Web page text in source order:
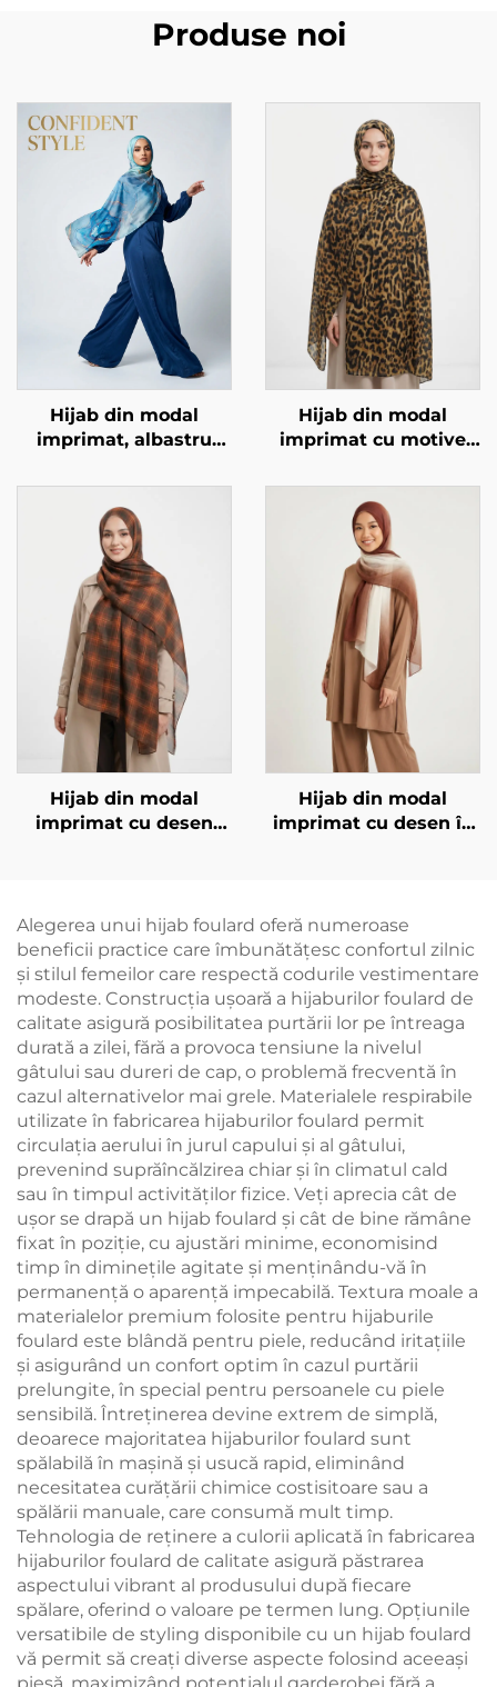
Produse noi
Hijab din modal
imprimat, albastru
Hijab din modal
imprimat cu motive
leopard
Hijab din modal
imprimat cu desen
Hijab din modal
imprimat cu desen în
Alegerea unui hijab foulard oferă numeroase
beneficii practice care îmbunătățesc confortul zilnic
și stilul femeilor care respectă codurile vestimentare
modeste. Construcția ușoară a hijaburilor foulard de
calitate asigură posibilitatea purtării lor pe întreaga
durată a zilei, fără a provoca tensiune la nivelul
gâtului sau dureri de cap, o problemă frecventă în
cazul alternativelor mai grele. Materialele respirabile
utilizate în fabricarea hijaburilor foulard permit
circulația aerului în jurul capului și al gâtului,
prevenind suprăîncălzirea chiar și în climatul cald
sau în timpul activităților fizice. Veți aprecia cât de
ușor se drapă un hijab foulard și cât de bine rămâne
fixat în poziție, cu ajustări minime, economisind
timp în diminețile agitate și menținându-vă în
permanență o aparență impecabilă. Textura moale a
materialelor premium folosite pentru hijaburile
foulard este blândă pentru piele, reducând iritațiile
și asigurând un confort optim în cazul purtării
prelungite, în special pentru persoanele cu piele
sensibilă. Întreținerea devine extrem de simplă,
deoarece majoritatea hijaburilor foulard sunt
spălabilă în mașină și usucă rapid, eliminând
necesitatea curățării chimice costisitoare sau a
spălării manuale, care consumă mult timp.
Tehnologia de reținere a culorii aplicată în fabricarea
hijaburilor foulard de calitate asigură păstrarea
aspectului vibrant al produsului după fiecare
spălare, oferind o valoare pe termen lung. Opțiunile
versatibile de styling disponibile cu un hijab foulard
vă permit să creați diverse aspecte folosind aceeași